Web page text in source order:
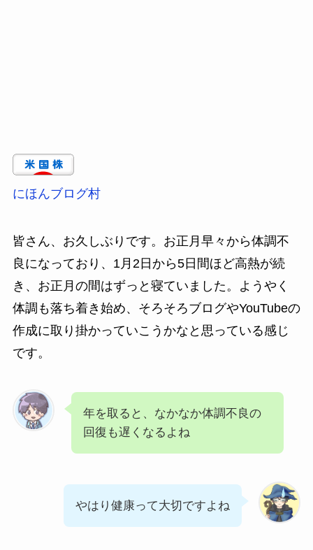
にほんブログ村
皆さん、お久しぶりです。お正月早々から体調不
良になっており、1月2日から5日間ほど高熱が続
き、お正月の間はずっと寝ていました。ようやく
体調も落ち着き始め、そろそろブログやYouTubeの
作成に取り掛かっていこうかなと思っている感じ
です。
年を取ると、なかなか体調不良の
回復も遅くなるよね
やはり健康って大切ですよね